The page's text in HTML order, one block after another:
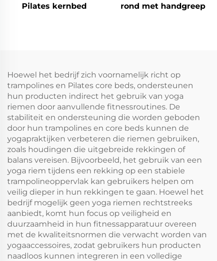
Pilates kernbed rond met handgreep
Hoewel het bedrijf zich voornamelijk richt op
trampolines en Pilates core beds, ondersteunen
hun producten indirect het gebruik van yoga
riemen door aanvullende fitnessroutines. De
stabiliteit en ondersteuning die worden geboden
door hun trampolines en core beds kunnen de
yogapraktijken verbeteren die riemen gebruiken,
zoals houdingen die uitgebreide rekkingen of
balans vereisen. Bijvoorbeeld, het gebruik van een
yoga riem tijdens een rekking op een stabiele
trampolineoppervlak kan gebruikers helpen om
veilig dieper in hun rekkingen te gaan. Hoewel het
bedrijf mogelijk geen yoga riemen rechtstreeks
aanbiedt, komt hun focus op veiligheid en
duurzaamheid in hun fitnessapparatuur overeen
met de kwaliteitsnormen die verwacht worden van
yogaaccessoires, zodat gebruikers hun producten
naadloos kunnen integreren in een volledige